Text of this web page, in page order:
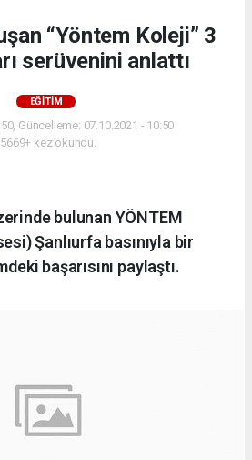
“Yöntem Koleji” 3
serüvenini anlattı
EĞITIM
Güncelleme: 07.10.2021 - 10:50
5669+ kez okundu.
bulunan YÖNTEM
Şanlıurfa basınıyla bir
başarısını paylaştı.